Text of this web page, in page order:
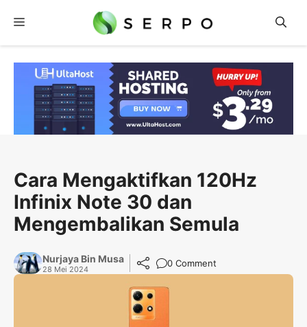
Menu
Cara Mengaktifkan 120Hz
Infinix Note 30 dan
Mengembalikan Semula
Nurjaya Bin Musa
28 Mei 2024
0 Comment